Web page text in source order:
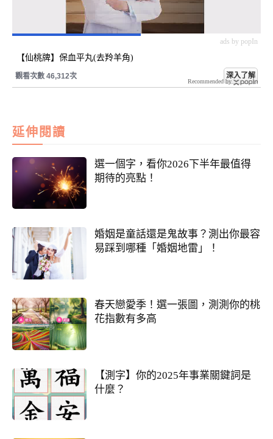
ads by popIn
【仙桃牌】保血平丸(去羚羊角)
觀看次數 46,312次 深入了解
Recommended by
延伸閱讀
選一個字，看你2026下半年最值得
期待的亮點！
婚姻是童話還是鬼故事？測出你最容
易踩到哪種「婚姻地雷」！
春天戀愛季！選一張圖，測測你的桃
花指數有多高
【測字】你的2025年事業關鍵詞是
什麼？